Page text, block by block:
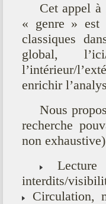
Cet appel à
« genre » est
classiques
global,
l’intérieur/
enrichir
Nous
recherche
non
Lecture
interdits/
Circulation,